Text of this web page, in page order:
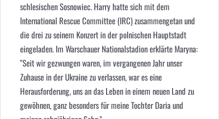
schlesischen Sosnowiec. Harry hatte sich mit dem
International Rescue Committee (IRC) zusammengetan und
die drei zu seinem Konzert in der polnischen Hauptstadt
eingeladen. Im Warschauer Nationalstadion erklärte Maryna:
"Seit wir gezwungen waren, im vergangenen Jahr unser
Zuhause in der Ukraine zu verlassen, war es eine
Herausforderung, uns an das Leben in einem neuen Land zu
gewöhnen, ganz besonders für meine Tochter Daria und